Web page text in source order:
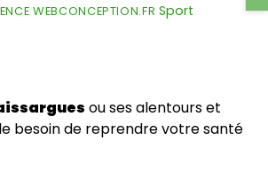
WEBCONCEPTION.FR Sport
ou ses alentours et
besoin de reprendre votre santé